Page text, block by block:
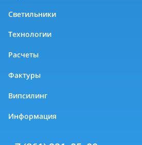
Светильники
Технологии
Расчеты
Фактуры
Випсилинг
Информация